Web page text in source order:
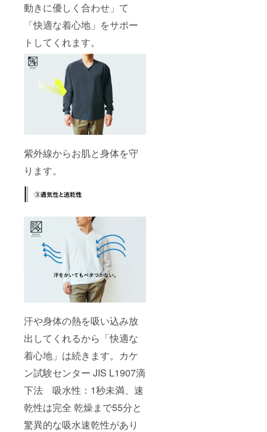
動きに優しく合わせ」て
「快適な着心地」をサポー
トしてくれます。
紫外線からお肌と身体を守
ります。
汗や身体の熱を吸い込み放
出してくれるから「快適な
着心地」は続きます。カケ
ン試験センター JIS L1907滴
下法 吸水性：1秒未満、速
乾性は完全 乾燥まで55分と
驚異的な吸水速乾性があり